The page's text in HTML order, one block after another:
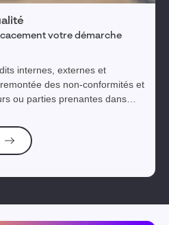
votre démarche
internes, externes et
des non-conformités et
ou parties prenantes dans